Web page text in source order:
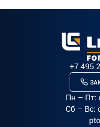
+7 495
Пн – Пт:
Сб – Вс: